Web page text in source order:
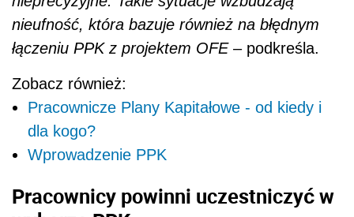
nieufność, która bazuje również na błędnym
łączeniu PPK z projektem OFE – podkreśla.
Zobacz również:
Pracownicze Plany Kapitałowe - od kiedy i
dla kogo?
Wprowadzenie PPK
Pracownicy powinni uczestniczyć w